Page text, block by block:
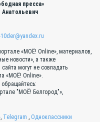
пресса»
«МОЁ! Online», материалов,
новости», а также
могут не совпадать
«МОЁ! Online».
"МОЁ! Белгород"»,
, Telegram , Одноклассники